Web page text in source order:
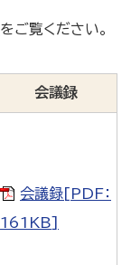
をご覧ください。
会議録
会議録[PDF：
161KB]